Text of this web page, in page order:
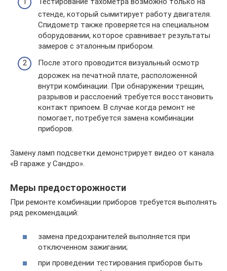
стенде, который сымитирует работу двигателя.
Спидометр также проверяется на специальном
оборудовании, которое сравнивает результаты
замеров с эталонным прибором.
После этого проводится визуальный осмотр
дорожек на печатной плате, расположенной
внутри комбинации. При обнаружении трещин,
разрывов и расслоений требуется восстановить
контакт припоем. В случае когда ремонт не
помогает, потребуется замена комбинации
приборов.
Замену ламп подсветки демонстрирует видео от канала
«В гараже у Сандро».
Меры предосторожности
При ремонте комбинации приборов требуется выполнять
ряд рекомендаций:
замена предохранителей выполняется при
отключенном зажигании;
при проведении тестирования приборов быть